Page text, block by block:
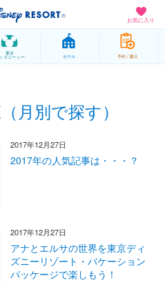
お気に入り
東京
ズニーシー ホテル 予約 / 購入
月別で探す）
2017年12月27日
2017年の人気記事は・・・？
2017年12月27日
アナとエルサの世界を東京ディ
ズニーリゾート・バケーション
パッケージで楽しもう！